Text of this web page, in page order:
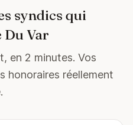
syndics qui
Du Var
en 2 minutes. Vos
honoraires réellement